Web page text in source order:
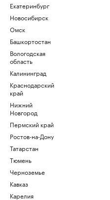
Екатеринбург
Новосибирск
Омск
Башкортостан
Вологодская
область
Калининград
Краснодарский
край
Нижний
Новгород
Пермский край
Ростов-на-Дону
Татарстан
Тюмень
Черноземье
Кавказ
Карелия